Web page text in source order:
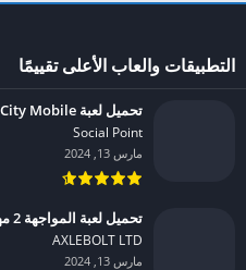
التطبيقات والعاب الأعلى تقييمًا
تحميل لعبة Dragon City Mobile مهكرة للاندرويد 2024
Social Point‏
مارس 13, 2024
تحميل لعبة المواجهة 2 مهكرة للاندرويد 2024
AXLEBOLT LTD‏
مارس 13, 2024